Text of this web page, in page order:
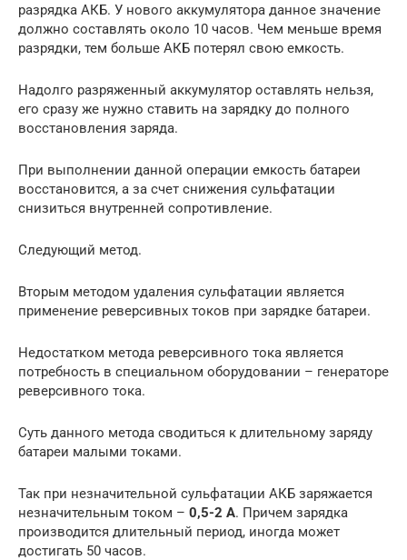
разрядка АКБ. У нового аккумулятора данное значение
должно составлять около 10 часов. Чем меньше время
разрядки, тем больше АКБ потерял свою емкость.
Надолго разряженный аккумулятор оставлять нельзя,
его сразу же нужно ставить на зарядку до полного
восстановления заряда.
При выполнении данной операции емкость батареи
восстановится, а за счет снижения сульфатации
снизиться внутренней сопротивление.
Следующий метод.
Вторым методом удаления сульфатации является
применение реверсивных токов при зарядке батареи.
Недостатком метода реверсивного тока является
потребность в специальном оборудовании – генераторе
реверсивного тока.
Суть данного метода сводиться к длительному заряду
батареи малыми токами.
Так при незначительной сульфатации АКБ заряжается
незначительным током – 0,5-2 А. Причем зарядка
производится длительный период, иногда может
достигать 50 часов.